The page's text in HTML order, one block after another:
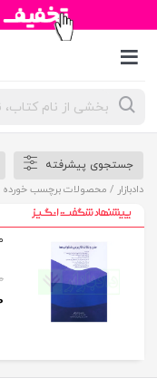
جستجوی
محصولات
جستجوی پیشرفته
دادبازار / محصولات برچسب خورده